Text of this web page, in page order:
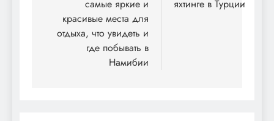
самые яркие и
красивые места для
отдыха, что увидеть и
где побывать в
Намибии
яхтинге в Турции